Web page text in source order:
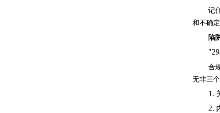
记
和不确
陷
合
无非三
1.
2.